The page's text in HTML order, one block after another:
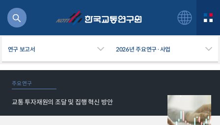
연구 보고서 2026년 주요연구·사업
주요 연구
교통 투자재원의 조달 및 집행 혁신 방안